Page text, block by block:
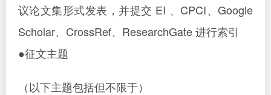
议论文集形式发表，并提交 EI 、CPCI、Google
Scholar、CrossRef、ResearchGate 进行索引
●征文主题
（以下主题包括但不限于）